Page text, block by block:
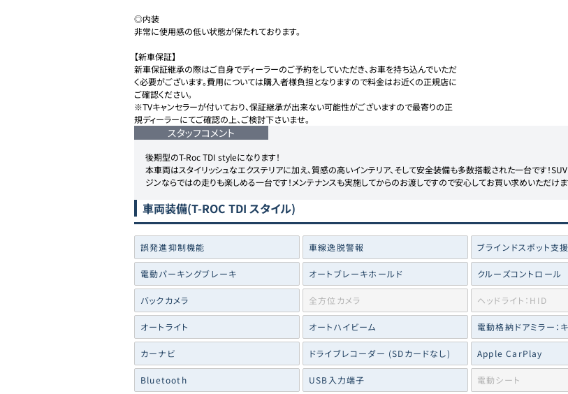
◎内装
非常に使用感の低い状態が保たれております。
【新車保証】
新車保証継承の際はご自身でディーラーのご予約をしていただき、お車を持ち込んでいただ
く必要がございます。費用については購入者様負担となりますので料金はお近くの正規店に
ご確認ください。
※TVキャンセラーが付いており、保証継承が出来ない可能性がございますので最寄りの正
規ディーラーにてご確認の上、ご検討下さいませ。
スタッフコメント
後期型のT-Roc TDI styleになります！
本車両はスタイリッシュなエクステリアに加え、質感の高いインテリア、そして安全装備も多数搭載された一台です！
ジンならではの走りも楽しめる一台です！メンテナンスも実施してからのお渡しですので安心してお買い求めいただけま
車両装備(T-ROC TDI スタイル)
誤発進抑制機能 車線逸脱警報 ブラインドスポット支援
電動パーキングブレーキ オートブレーキホールド クルーズコントロール
バックカメラ 全方位カメラ ヘッドライト：HID
オートライト オートハイビーム 電動格納ドアミラー：
カーナビ ドライブレコーダー (SDカードなし) Apple CarPlay
Bluetooth USB入力端子 電動シート